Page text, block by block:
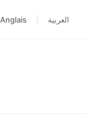
Anglais العربية